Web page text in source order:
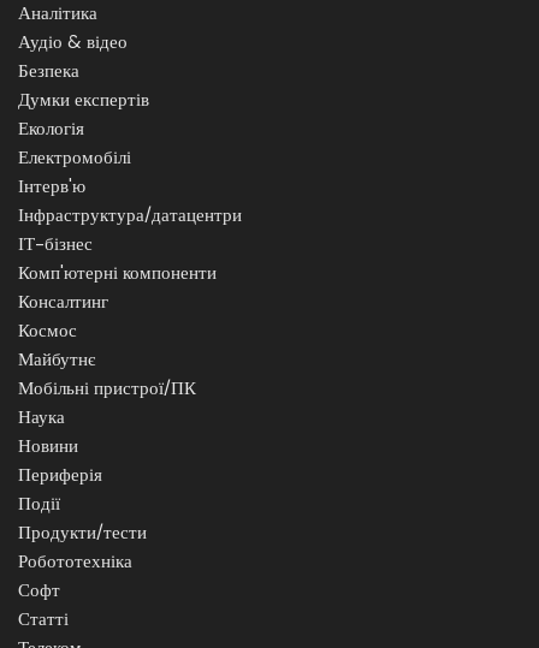
Аналітика
Аудіо & відео
Безпека
Думки експертів
Екологія
Електромобілі
Інтерв'ю
Інфраструктура/датацентри
ІТ-бізнес
Комп'ютерні компоненти
Консалтинг
Космос
Майбутнє
Мобільні пристрої/ПК
Наука
Новини
Периферія
Події
Продукти/тести
Робототехніка
Софт
Статті